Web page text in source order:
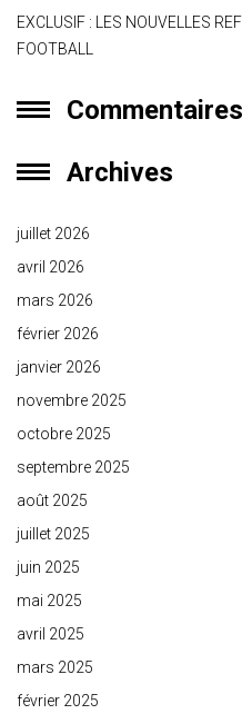
EXCLUSIF : LES NOUVELLES
FOOTBALL
Archives
juillet 2026
avril 2026
mars 2026
février 2026
janvier 2026
novembre 2025
octobre 2025
septembre 2025
août 2025
juillet 2025
juin 2025
mai 2025
avril 2025
mars 2025
février 2025